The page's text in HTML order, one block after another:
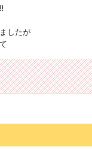
‼️
したが